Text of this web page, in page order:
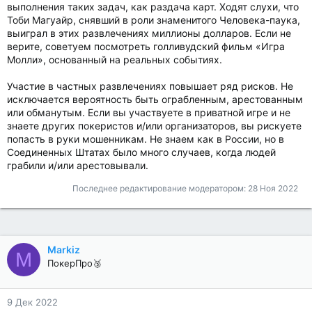
выполнения таких задач, как раздача карт. Ходят слухи, что
Тоби Магуайр, снявший в роли знаменитого Человека-паука,
выиграл в этих развлечениях миллионы долларов. Если не
верите, советуем посмотреть голливудский фильм «Игра
Молли», основанный на реальных событиях.
Участие в частных развлечениях повышает ряд рисков. Не
исключается вероятность быть ограбленным, арестованным
или обманутым. Если вы участвуете в приватной игре и не
знаете других покеристов и/или организаторов, вы рискуете
попасть в руки мошенникам. Не знаем как в России, но в
Соединенных Штатах было много случаев, когда людей
грабили и/или арестовывали.
Последнее редактирование модератором: 28 Ноя 2022
M Markiz
ПокерПро🥉
9 Дек 2022